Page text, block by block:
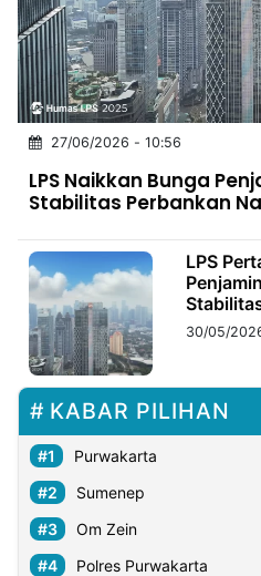
INDONESIA
Partner
NTB
Time
IDN
Jogja
Rakyat
News
Notice
Baru
Follow
Kabarbaru
Kabarbaru.co
27/06/2026 - 10:56
LPS Naikkan Bunga
Stabilitas Perbankan
LPS
30/05/
KABAR PILIHAN
Purwakarta
Sumenep
Om Zein
Polres Purwakarta